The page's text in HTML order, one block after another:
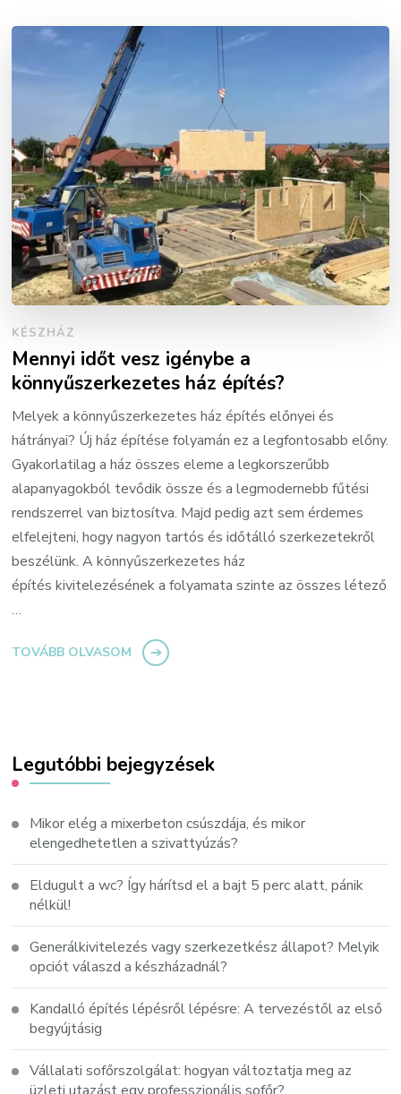
KÉSZHÁZ
Mennyi időt vesz igénybe a
könnyűszerkezetes ház építés?
Melyek a könnyűszerkezetes ház építés előnyei és
hátrányai? Új ház építése folyamán ez a legfontosabb előny.
Gyakorlatilag a ház összes eleme a legkorszerűbb
alapanyagokból tevődik össze és a legmodernebb fűtési
rendszerrel van biztosítva. Majd pedig azt sem érdemes
elfelejteni, hogy nagyon tartós és időtálló szerkezetekről
beszélünk. A könnyűszerkezetes ház
építés kivitelezésének a folyamata szinte az összes létező
…
TOVÁBB OLVASOM
Legutóbbi bejegyzések
Mikor elég a mixerbeton csúszdája, és mikor
elengedhetetlen a szivattyúzás?
Eldugult a wc? Így hárítsd el a bajt 5 perc alatt, pánik
nélkül!
Generálkivitelezés vagy szerkezetkész állapot? Melyik
opciót válaszd a készházadnál?
Kandalló építés lépésről lépésre: A tervezéstől az első
begyújtásig
Vállalati sofőrszolgálat: hogyan változtatja meg az